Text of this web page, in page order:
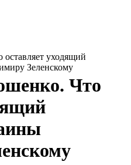
уходящий
Зеленскому
Что